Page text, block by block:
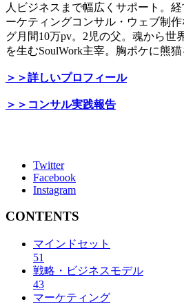
人ビジネスまで幅広くサポート。
ーケティングコンサル・ウェブ制
グ月間10万pv。2児の父。魂から世
を生むSoulWork主宰。胸ポケに熊猫
＞＞詳しいプロフィール
＞＞コンサル実践報告
Twitter
Facebook
Instagram
CONTENTS
マインドセット
51
戦略・ビジネスモデル
43
マーケティング